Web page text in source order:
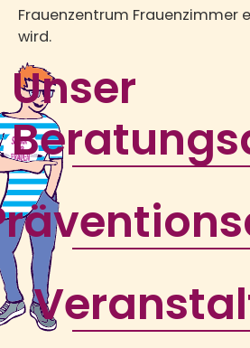
Frauenzentrum Frauenzimmer
wird.
Unser